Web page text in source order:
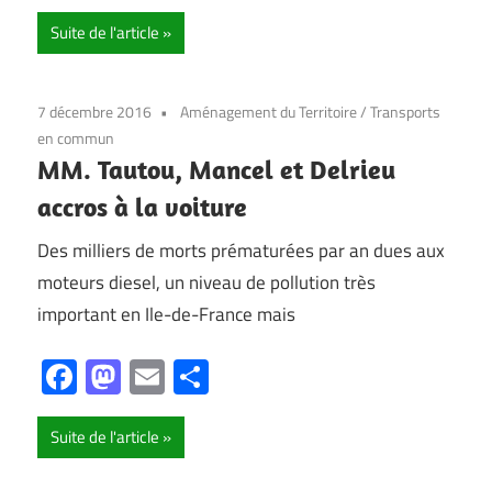
Suite de l'article
7 décembre 2016 Aménagement du Territoire/Transports
en commun
MM. Tautou, Mancel et Delrieu
accros à la voiture
Des milliers de morts prématurées par an dues aux
moteurs diesel, un niveau de pollution très
important en Ile-de-France mais
Facebook
Mastodon
Email
Suite de l'article